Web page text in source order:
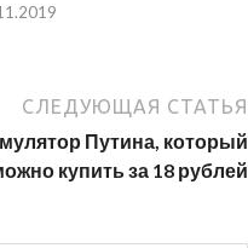
СЛЕДУЮЩАЯ СТАТЬЯ
Путина, который
купить за 18 рублей